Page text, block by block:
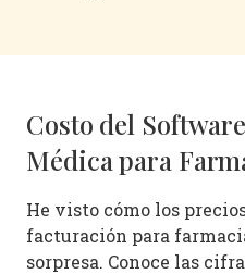
Costo del
Médica para
He visto cómo los
facturación para
sorpresa. Conoce las